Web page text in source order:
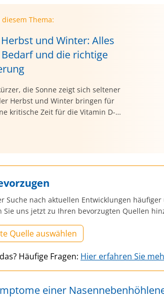
Thema:
und Winter: Alles
und die richtige
die Sonne zeigt sich seltener
Herbst und Winter bringen für
kritische Zeit für die Vitamin D-
kaum noch das wichtige
produzieren, was bei vielen
von Müdigkeit und
hin zu ernsten Problemen mit der
Doch wie erkennt man einen
sind wirklich empfehlenswert
D darf man überhaupt einnehmen?
Suche nach aktuellen Entwicklungen häufiger
Sie uns jetzt zu Ihren bevorzugten Quellen
Quelle auswählen
Häufige Fragen: Hier erfahren Sie
einer